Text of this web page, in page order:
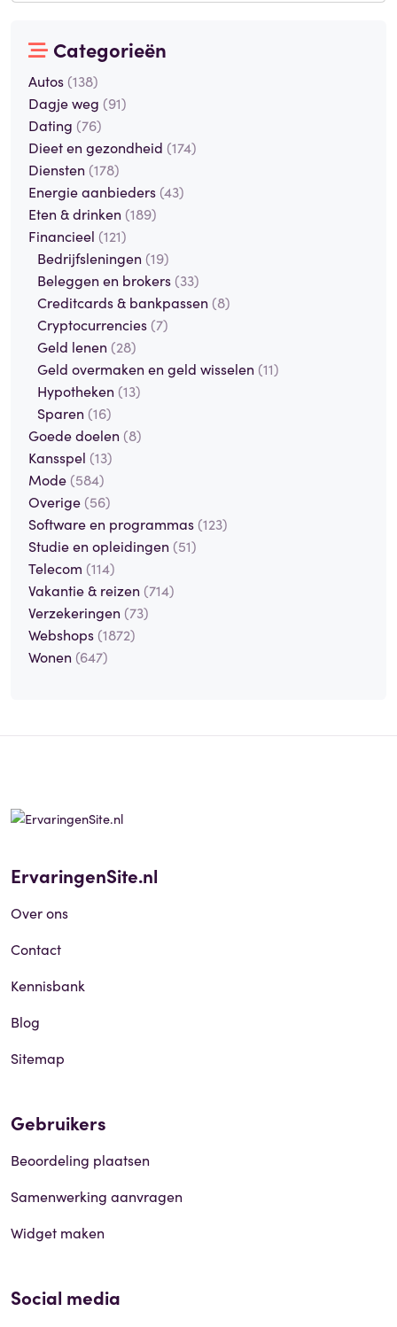
Categorieën
Autos (138)
Dagje weg (91)
Dating (76)
Dieet en gezondheid (174)
Diensten (178)
Energie aanbieders (43)
Eten & drinken (189)
Financieel (121)
Bedrijfsleningen (19)
Beleggen en brokers (33)
Creditcards & bankpassen (8)
Cryptocurrencies (7)
Geld lenen (28)
Geld overmaken en geld wisselen (11)
Hypotheken (13)
Sparen (16)
Goede doelen (8)
Kansspel (13)
Mode (584)
Overige (56)
Software en programmas (123)
Studie en opleidingen (51)
Telecom (114)
Vakantie & reizen (714)
Verzekeringen (73)
Webshops (1872)
Wonen (647)
ErvaringenSite.nl
Over ons
Contact
Kennisbank
Blog
Sitemap
Gebruikers
Beoordeling plaatsen
Samenwerking aanvragen
Widget maken
Social media